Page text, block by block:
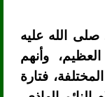
صلى الله عليه
وأنهم
فتارة